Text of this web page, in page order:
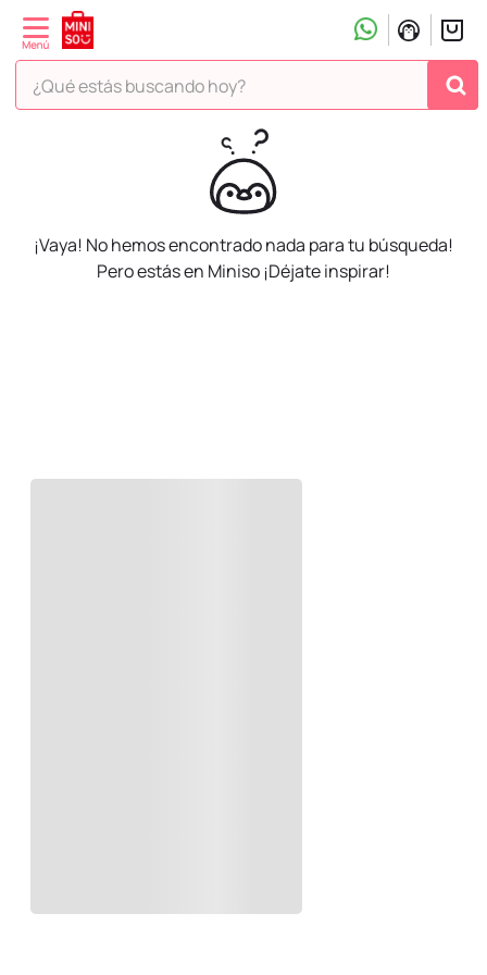
¿Qué estás buscando hoy?
¡Vaya! No hemos encontrado nada para tu búsqueda!
Pero estás en Miniso ¡Déjate inspirar!